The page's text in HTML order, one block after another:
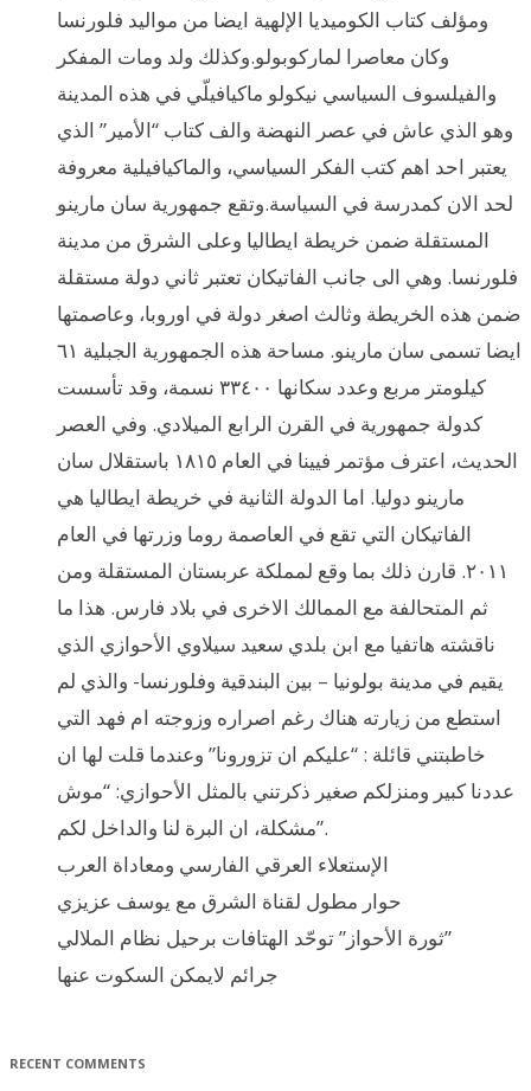
ومؤلف كتاب الكوميديا الإلهية ايضا من مواليد فلورنسا
وكان معاصرا لماركوبولو.وكذلك ولد ومات المفكر
والفيلسوف السياسي نيكولو ماكيافيلّي في هذه المدينة
وهو الذي عاش في عصر النهضة والف كتاب “الأمير” الذي
يعتبر احد اهم كتب الفكر السياسي، والماكيافيلية معروفة
لحد الان كمدرسة في السياسة.وتقع جمهورية سان مارينو
المستقلة ضمن خريطة ايطاليا وعلى الشرق من مدينة
فلورنسا. وهي الى جانب الفاتيكان تعتبر ثاني دولة مستقلة
ضمن هذه الخريطة وثالث اصغر دولة في اوروبا، وعاصمتها
ايضا تسمى سان مارينو. مساحة هذه الجمهورية الجبلية ٦١
كيلومتر مربع وعدد سكانها ٣٣٤٠٠ نسمة، وقد تأسست
كدولة جمهورية في القرن الرابع الميلادي. وفي العصر
الحديث، اعترف مؤتمر فيينا في العام ١٨١٥ باستقلال سان
مارينو دوليا. اما الدولة الثانية في خريطة ايطاليا هي
الفاتيكان التي تقع في العاصمة روما وزرتها في العام
٢٠١١. قارن ذلك بما وقع لمملكة عربستان المستقلة ومن
ثم المتحالفة مع الممالك الاخرى في بلاد فارس. هذا ما
ناقشته هاتفيا مع ابن بلدي سعيد سيلاوي الأحوازي الذي
يقيم في مدينة بولونيا – بين البندقية وفلورنسا- والذي لم
استطع من زيارته هناك رغم اصراره وزوجته ام فهد التي
خاطبتني قائلة : “عليكم ان تزورونا” وعندما قلت لها ان
عددنا كبير ومنزلكم صغير ذكرتني بالمثل الأحوازي: “موش
مشكلة، ان البرة لنا والداخل لكم”.
الإستعلاء العرقي الفارسي ومعاداة العرب
حوار مطول لقناة الشرق مع يوسف عزيزي
ثورة الأحواز” توحّد الهتافات برحيل نظام الملالي”
جرائم لايمكن السكوت عنها
RECENT COMMENTS